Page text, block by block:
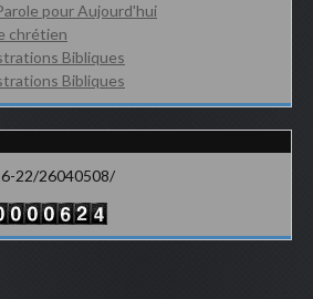
pour Aujourd'hui
chrétien
Bibliques
Bibliques
22/26040508/